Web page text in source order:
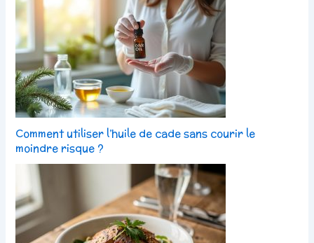
Comment utiliser l’huile de cade sans courir le
moindre risque ?